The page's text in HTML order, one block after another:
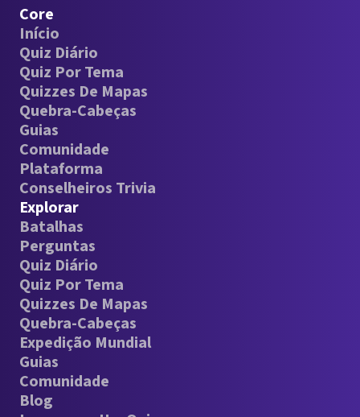
Core
Início
Quiz Diário
Quiz Por Tema
Quizzes De Mapas
Quebra-Cabeças
Guias
Comunidade
Plataforma
Conselheiros Trivia
Explorar
Batalhas
Perguntas
Quiz Diário
Quiz Por Tema
Quizzes De Mapas
Quebra-Cabeças
Expedição Mundial
Guias
Comunidade
Blog